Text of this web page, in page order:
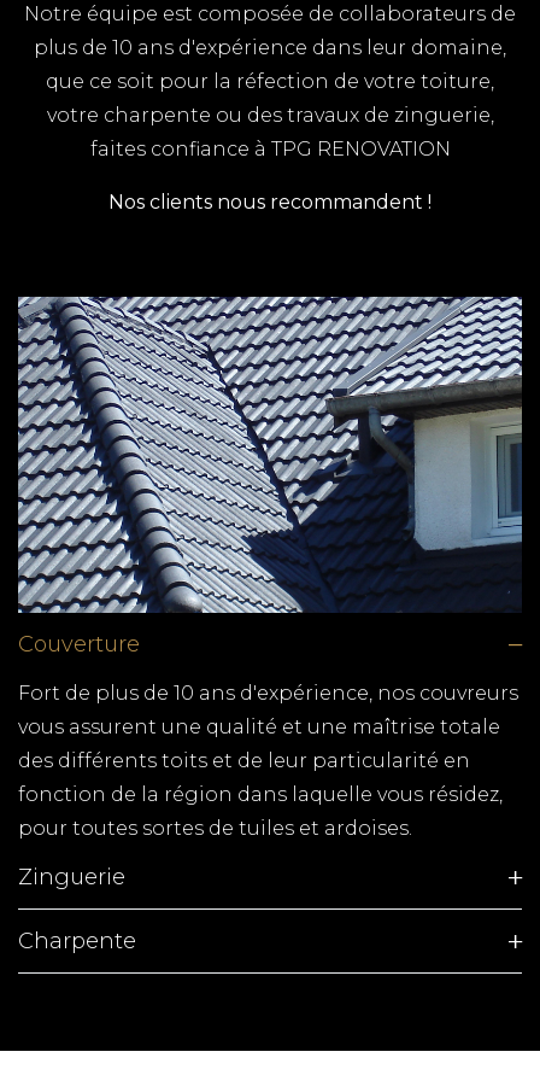
rapidement sur l'ensemble du département pour
tous vos travaux de couverture / zinguerie
RENOVATION LA ROCHELLE
TPG RENOVATION intervient sur l'ensemble du
tous vos travaux de rénovation.
MER
Vous cherchez un artisan à Royan, TPG
RENOVATION est là pour vous conseiller et
réaliser vos travaux de rénovation. Faites
confiance à nos artisans qualifiés pour la
rénovation de votre habitation. 06 01 26 18 62 -
contact@tpgrenovation.fr
ARTISAN ROYAN
Vous cherchez un artisan à Royan, TPG
RENOVATION est là pour vous conseiller et
réaliser vos travaux de rénovation. Faites
confiance à nos artisans qualifiés pour la
rénovation de votre habitation. 06 01 26 18 62 -
contact@tpgrenovation.fr
POSE DE FENETRE MORNAC
TPG RENOVATION spécialiste de la pose de
tous autres travaux de menuiserie en Charente-
COUVERTURE LE GUA
Notre équipe est composée de collaborateurs de
plus de 10 ans d'expérience dans leur domaine,
que ce soit pour la réfection de votre toiture,
votre charpente ou des travaux de zinguerie,
faites confiance à TPG RENOVATION
Nos clients nous recommandent !
Couverture
Fort de plus de 10 ans d'expérience, nos couvreurs
vous assurent une qualité et une maîtrise totale
des différents toits et de leur particularité en
fonction de la région dans laquelle vous résidez,
pour toutes sortes de tuiles et ardoises.
Zinguerie
Charpente